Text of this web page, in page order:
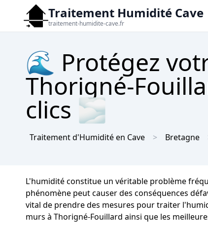
Traitement Humidité Cave
traitement-humidite-cave.fr
🌊 Protégez
Thorigné-
clics 🌫
Traitement d'Humidité en Cave Bretagne
L'humidité constitue un véritable problème
phénomène peut causer des conséquences
vital de prendre des mesures pour traiter
murs à Thorigné-Fouillard ainsi que les